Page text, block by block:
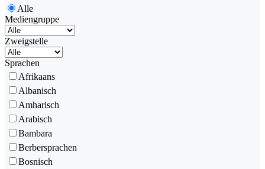
Alle
Mediengruppe
Zweigstelle
Sprachen
Afrikaans
Albanisch
Amharisch
Arabisch
Bambara
Berbersprachen
Bosnisch